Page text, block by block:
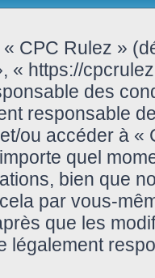
CPC Rulez »
« https://
des
responsable
ou accéder à
quel
bien que
par vous-
que les
légalement